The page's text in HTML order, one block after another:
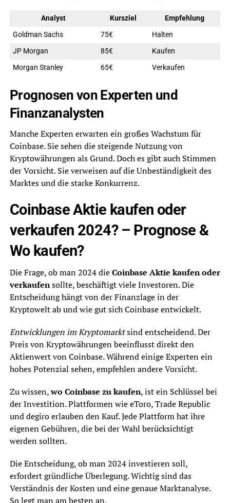
Analyst Kursziel
Empfehlung
Goldman Sachs
75€
Halten
JP Morgan
85€
Kaufen
Morgan Stanley
65€ Verkaufen
Prognosen von Experten und
Finanzanalysten
Manche Experten erwarten ein großes Wachstum für
Coinbase. Sie sehen die steigende Nutzung von
Kryptowährungen als Grund. Doch es gibt auch Stimmen
der Vorsicht. Sie verweisen auf die Unbeständigkeit des
Marktes und die starke Konkurrenz.
Coinbase Aktie kaufen oder
verkaufen 2024? – Prognose &
Wo kaufen?
Die Frage, ob man 2024 dieCoinbase Aktie kaufen oder
verkaufensollte, beschäftigt viele Investoren. Die
Entscheidung hängt von der Finanzlage in der
Kryptowelt ab und wie gut sich Coinbase entwickelt.
Entwicklungen im Kryptomarktsind entscheidend. Der
Preis von Kryptowährungen beeinflusst direkt den
Aktienwert von Coinbase. Während einige Experten ein
hohes Potenzial sehen, empfehlen andere Vorsicht.
Zu wissen,wo Coinbase zu kaufen, ist ein Schlüssel bei
der Investition. Plattformen wie eToro, Trade Republic
und degiro erlauben den Kauf. Jede Plattform hat ihre
eigenen Gebühren, die bei der Wahl berücksichtigt
werden sollten.
Die Entscheidung, ob man 2024 investieren soll,
erfordert gründliche Überlegung. Wichtig sind das
Verständnis der Kosten und eine genaue Marktanalyse.
So legt man am besten an.